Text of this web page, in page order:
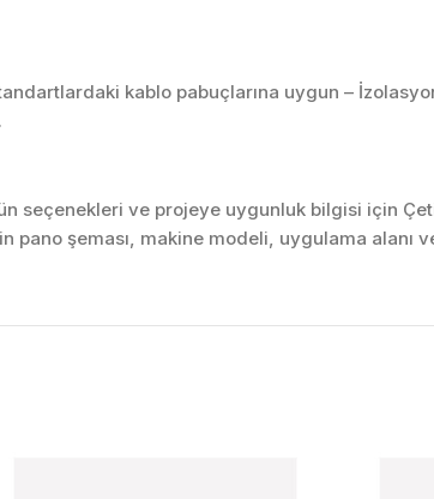
kablo pabuçlarına uygun –
seçenekleri ve projeye uygunluk bilgisi için
şeması, makine modeli, uygulama alanı